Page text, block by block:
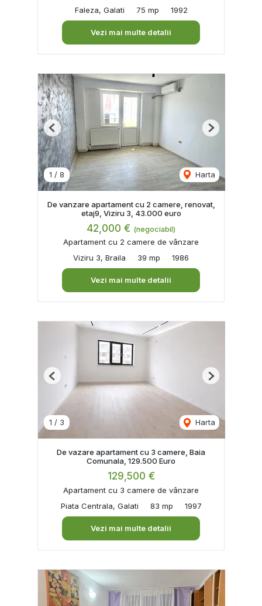
Faleza, Galati
75 mp 1992
Vezi mai multe detalii
1 / 8 Harta
Previous Next
De vanzare apartament cu 2 camere, renovat,
etaj9, Viziru 3, 43.000 euro
42,000 € (negociabil)
Apartament cu 2 camere de vânzare
Viziru 3, Braila
39 mp 1986
Vezi mai multe detalii
1 / 3 Harta
Previous Next
De vazare apartament cu 3 camere, Baia
Comunala, 129.500 Euro
129,500 €
Apartament cu 3 camere de vânzare
Piata Centrala, Galati
83 mp 1997
Vezi mai multe detalii